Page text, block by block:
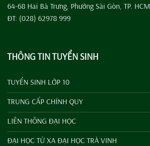
64-68 Hai Bà Trưng, Phường Sài Gòn, TP. HCM
ĐT: (028) 62978 999
THÔNG TIN TUYỂN SINH
TUYỂN SINH LỚP 10
TRUNG CẤP CHÍNH QUY
LIÊN THÔNG ĐẠI HỌC
ĐẠI HỌC TỪ XA ĐẠI HỌC TRÀ VINH